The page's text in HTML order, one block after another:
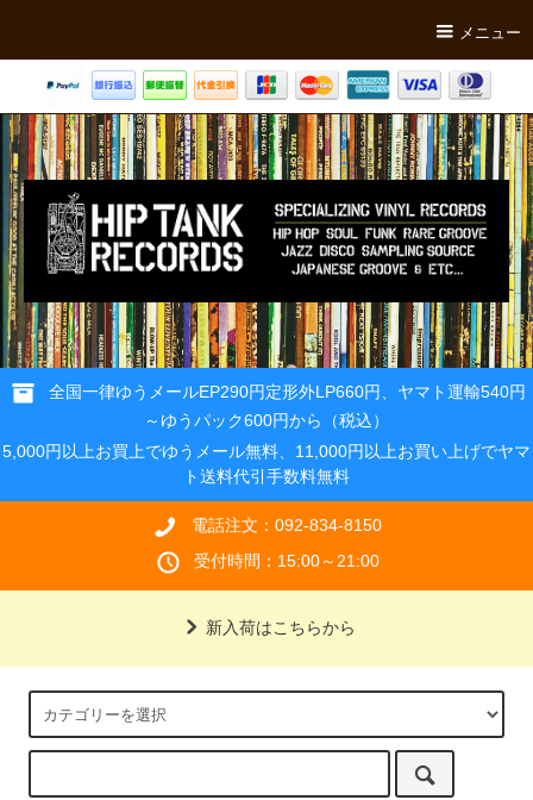
メニュー
全国一律ゆうメールEP290円定形外LP660円、ヤマト運輸540円
～ゆうパック600円から（税込）
5,000円以上お買上でゆうメール無料、11,000円以上お買い上げでヤマ
ト送料代引手数料無料
電話注文：092-834-8150
受付時間：15:00～21:00
新入荷はこちらから